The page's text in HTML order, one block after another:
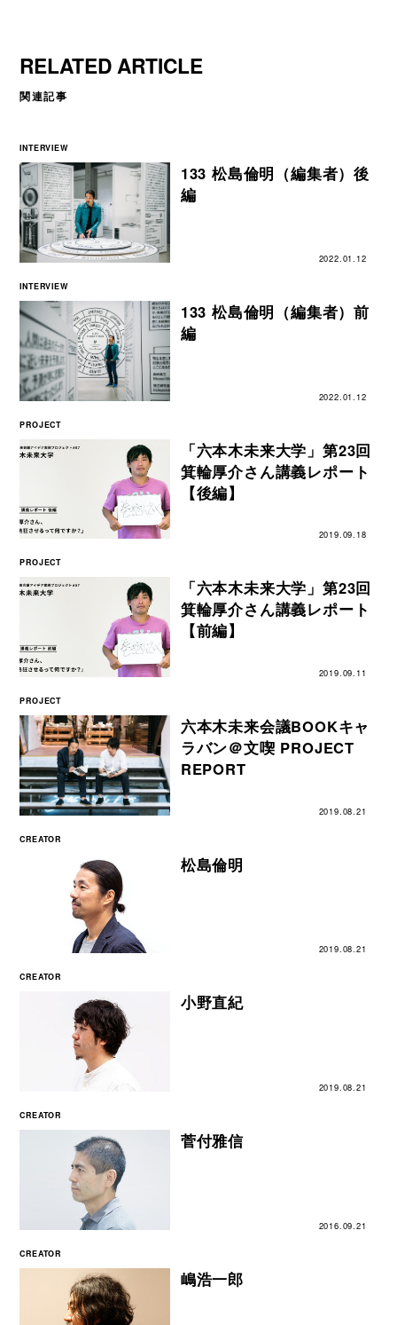
RELATED ARTICLE
関連記事
PROJECT
「六本木未来大学」第23回
箕輪厚介さん講義レポート
【後編】
2019.09.18
PROJECT
「六本木未来大学」第23回
箕輪厚介さん講義レポート
【前編】
2019.09.11
INTERVIEW
133 松島倫明（編集者）後
編
2022.01.12
INTERVIEW
133 松島倫明（編集者）前
編
2022.01.12
PROJECT
六本木未来会議BOOKキャ
ラバン＠文喫 PROJECT
REPORT
2019.08.21
CREATOR
松島倫明
2019.08.21
CREATOR
小野直紀
2019.08.21
CREATOR
菅付雅信
2016.09.21
CREATOR
嶋浩一郎